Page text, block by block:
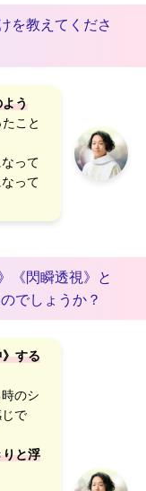
を教えてくださ
よう
こと
って
って
《閃瞬透視》と
でしょうか？
》する
のシ
で
りと浮